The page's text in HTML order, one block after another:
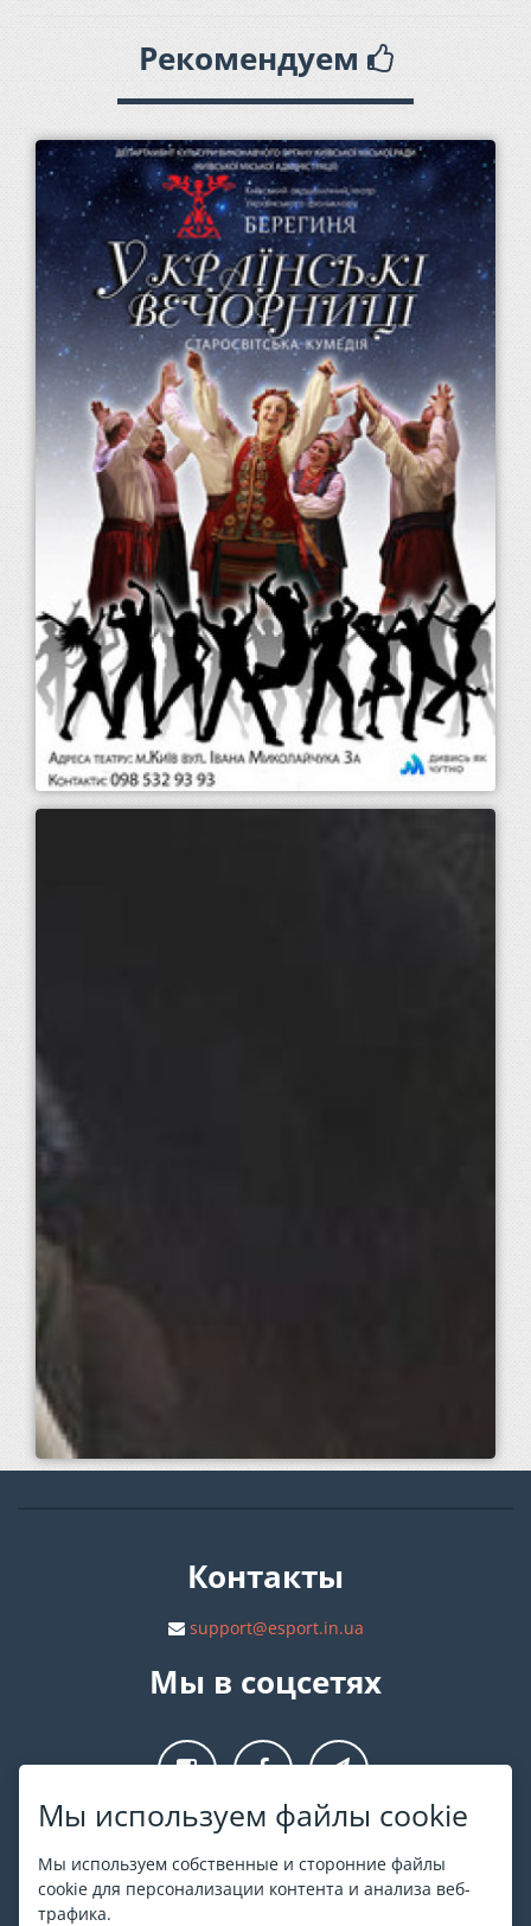
Мы используем файлы cookie
Мы используем собственные и сторонние файлы
cookie для персонализации контента и анализа веб-
трафика.
Рекомендуем
Контакты
support@esport.in.ua
Мы в соцсетях
О ESPORT.in.ua
На ESPORT.in.ua представлена афиша Киева и других
городов Украины. Все билеты продаются официально. Мы